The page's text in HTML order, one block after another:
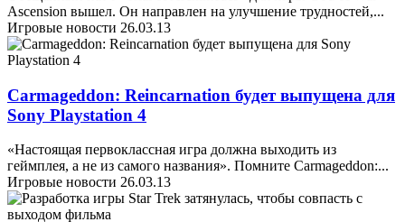
Ascension вышел. Он направлен на улучшение трудностей,...
Игровые новости 26.03.13
Carmageddon: Reincarnation будет выпущена для
Sony Playstation 4
«Настоящая первоклассная игра должна выходить из
геймплея, а не из самого названия». Помните Carmageddon:...
Игровые новости 26.03.13